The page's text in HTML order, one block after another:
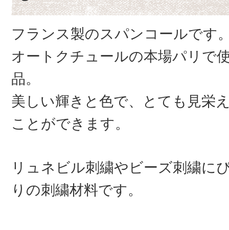
フランス製のスパンコールです
オートクチュールの本場パリで
品。
美しい輝きと色で、とても見栄
ことができます。
リュネビル刺繍やビーズ刺繍に
りの刺繍材料です。